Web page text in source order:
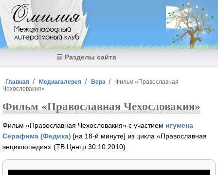
Перейти к основному содержанию
Омилия
Международный
литературный клуб
☰ Разделы сайта
Вы здесь
Главная Медиагалерея Вера
Фильм «Православная
Чехословакия»
Фильм «Православная Чехословакия»
Фильм «Православная Чехословакия» с участием игумена
Серафима (Федика) [на 18-й минуте] из цикла «Православная
энциклопедия» (ТВ Центр 30.10.2010).